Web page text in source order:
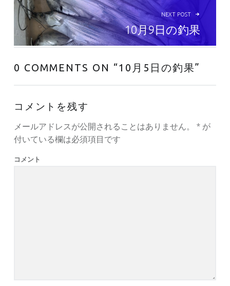
NEXT POST
10月9日の釣果
0 COMMENTS ON “10月5日の釣果”
コメントを残す
メールアドレスが公開されることはありません。 *が
付いている欄は必須項目です
コメント